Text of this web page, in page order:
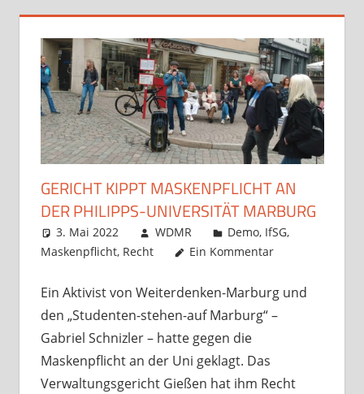
GERICHT KIPPT MASKENPFLICHT AN
DER PHILIPPS-UNIVERSITÄT MARBURG
3. Mai 2022 WDMR Demo, IfSG,
Maskenpflicht, Recht Ein Kommentar
Ein Aktivist von Weiterdenken-Marburg und
den „Studenten-stehen-auf Marburg“ –
Gabriel Schnizler – hatte gegen die
Maskenpflicht an der Uni geklagt. Das
Verwaltungsgericht Gießen hat ihm Recht